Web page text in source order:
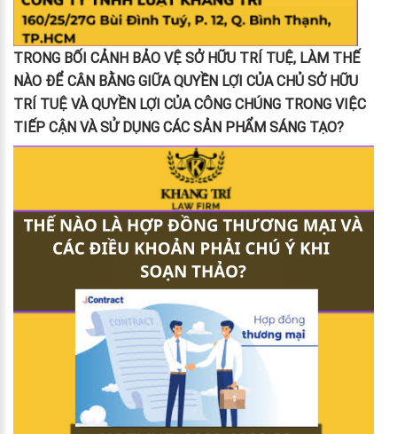
TRONG BỐI CẢNH BẢO VỆ SỞ HỮU TRÍ TUỆ, LÀM THẾ
NÀO ĐỂ CÂN BẰNG GIỮA QUYỀN LỢI CỦA CHỦ SỞ HỮU
TRÍ TUỆ VÀ QUYỀN LỢI CỦA CÔNG CHÚNG TRONG VIỆC
TIẾP CẬN VÀ SỬ DỤNG CÁC SẢN PHẨM SÁNG TẠO?